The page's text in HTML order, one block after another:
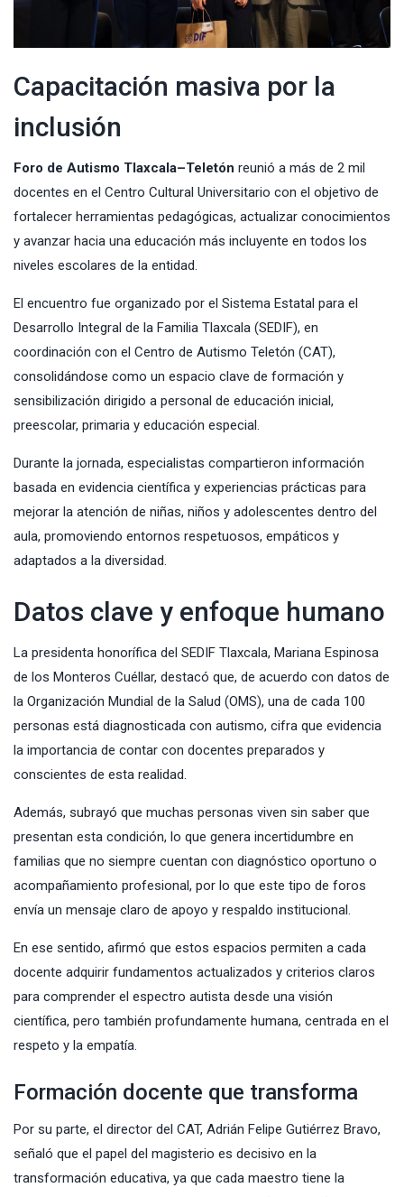
Capacitación masiva por la
inclusión
Foro de Autismo Tlaxcala–Teletón reunió a más de 2 mil
docentes en el Centro Cultural Universitario con el objetivo de
fortalecer herramientas pedagógicas, actualizar conocimientos
y avanzar hacia una educación más incluyente en todos los
niveles escolares de la entidad.
El encuentro fue organizado por el Sistema Estatal para el
Desarrollo Integral de la Familia Tlaxcala (SEDIF), en
coordinación con el Centro de Autismo Teletón (CAT),
consolidándose como un espacio clave de formación y
sensibilización dirigido a personal de educación inicial,
preescolar, primaria y educación especial.
Durante la jornada, especialistas compartieron información
basada en evidencia científica y experiencias prácticas para
mejorar la atención de niñas, niños y adolescentes dentro del
aula, promoviendo entornos respetuosos, empáticos y
adaptados a la diversidad.
Datos clave y enfoque humano
La presidenta honorífica del SEDIF Tlaxcala, Mariana Espinosa
de los Monteros Cuéllar, destacó que, de acuerdo con datos de
la Organización Mundial de la Salud (OMS), una de cada 100
personas está diagnosticada con autismo, cifra que evidencia
la importancia de contar con docentes preparados y
conscientes de esta realidad.
Además, subrayó que muchas personas viven sin saber que
presentan esta condición, lo que genera incertidumbre en
familias que no siempre cuentan con diagnóstico oportuno o
acompañamiento profesional, por lo que este tipo de foros
envía un mensaje claro de apoyo y respaldo institucional.
En ese sentido, afirmó que estos espacios permiten a cada
docente adquirir fundamentos actualizados y criterios claros
para comprender el espectro autista desde una visión
científica, pero también profundamente humana, centrada en el
respeto y la empatía.
Formación docente que transforma
Por su parte, el director del CAT, Adrián Felipe Gutiérrez Bravo,
señaló que el papel del magisterio es decisivo en la
transformación educativa, ya que cada maestro tiene la